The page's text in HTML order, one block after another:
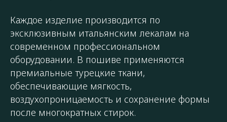
Каждое изделие производится по
эксклюзивным итальянским лекалам на
современном профессиональном
оборудовании. В пошиве применяются
премиальные турецкие ткани,
обеспечивающие мягкость,
воздухопроницаемость и сохранение формы
после многократных стирок.